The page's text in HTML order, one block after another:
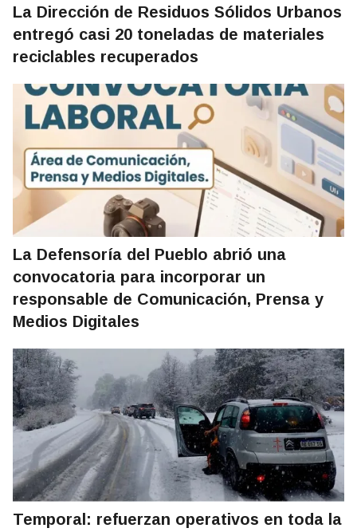
La Dirección de Residuos Sólidos Urbanos
entregó casi 20 toneladas de materiales
reciclables recuperados
La Defensoría del Pueblo abrió una
convocatoria para incorporar un
responsable de Comunicación, Prensa y
Medios Digitales
Temporal: refuerzan operativos en toda la